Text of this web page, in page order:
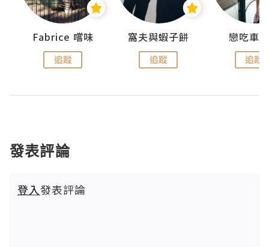
Fabrice 嚐味
追蹤
窩夫與蝦子餅
追蹤
戀吃車
追蹤
發表評論
登入發表評論